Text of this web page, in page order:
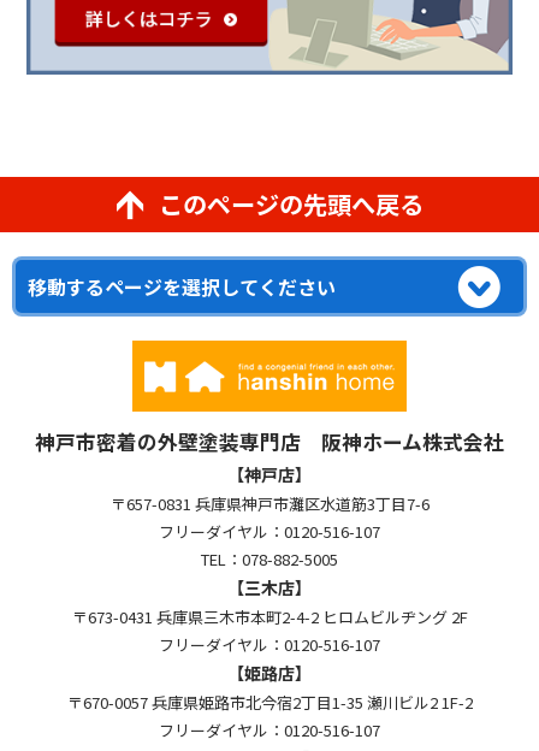
このページの先頭へ戻る
神戸市密着の外壁塗装専門店 阪神ホーム株式会社
【神戸店】
〒657-0831 兵庫県神戸市灘区水道筋3丁目7-6
フリーダイヤル：0120-516-107
TEL：078-882-5005
【三木店】
〒673-0431 兵庫県三木市本町2-4-2 ヒロムビルヂング 2F
フリーダイヤル：0120-516-107
【姫路店】
〒670-0057 兵庫県姫路市北今宿2丁目1-35 瀬川ビル2 1F-2
フリーダイヤル：0120-516-107